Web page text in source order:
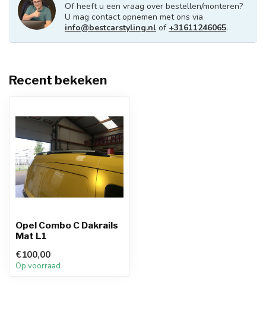
Of heeft u een vraag over bestellen/monteren?
U mag contact opnemen met ons via
info@bestcarstyling.nl of +31611246065.
Recent bekeken
Opel Combo C Dakrails
Mat L1
€100,00
Op voorraad